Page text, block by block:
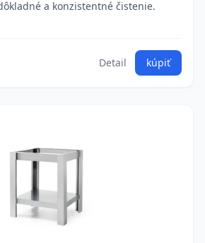
a konzistentné čistenie.
Detail kúpiť